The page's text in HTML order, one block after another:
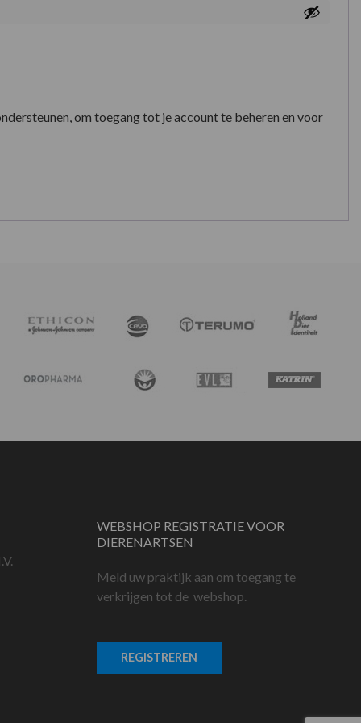
om toegang tot je account te beheren en voor
WEBSHOP REGISTRATIE VOOR
DIERENARTSEN
Meld uw praktijk aan om toegang te
verkrijgen tot de webshop.
REGISTREREN